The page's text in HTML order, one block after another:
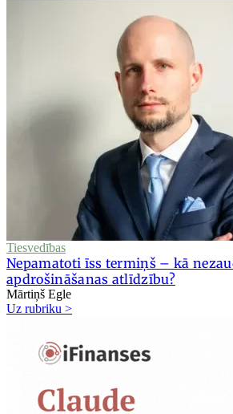
Tiesvedības
Nepamatoti īss termiņš – kā
apdrošināšanas atlīdzību?
Mārtiņš Egle
Uz rubriku >